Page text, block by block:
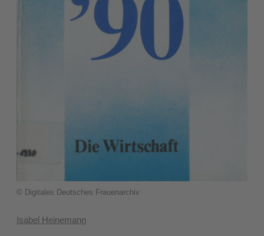
© Digitales Deutsches Frauenarchiv
Isabel Heinemann